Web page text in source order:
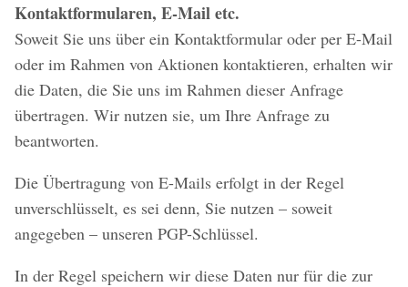
Kontaktformularen, E-Mail etc.
Soweit Sie uns über ein Kontaktformular oder per E-Mail
oder im Rahmen von Aktionen kontaktieren, erhalten wir
die Daten, die Sie uns im Rahmen dieser Anfrage
übertragen. Wir nutzen sie, um Ihre Anfrage zu
beantworten.
Die Übertragung von E-Mails erfolgt in der Regel
unverschlüsselt, es sei denn, Sie nutzen – soweit
angegeben – unseren PGP-Schlüssel.
In der Regel speichern wir diese Daten nur für die zur